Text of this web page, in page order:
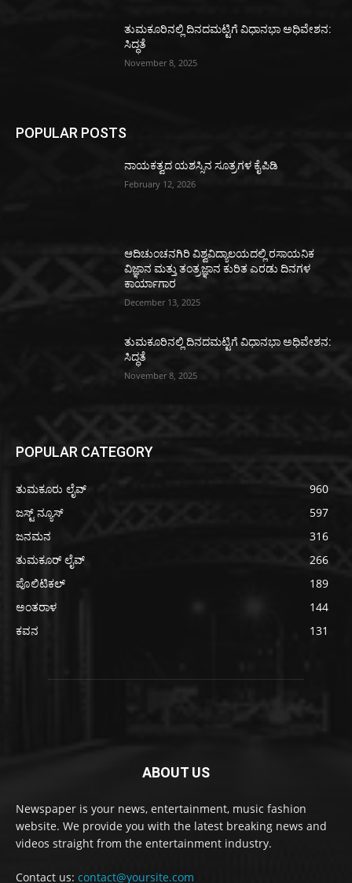
ತುಮಕೂರಿನಲ್ಲಿ ದಿನದಮಟ್ಟಿಗೆ ವಿಧಾನಭಾ ಅಧಿವೇಶನ:
ಸಿದ್ಧತೆ
November 8, 2025
POPULAR POSTS
ನಾಯಕತ್ವದ ಯಶಸ್ಸಿನ ಸೂತ್ರಗಳ ಕೈಪಿಡಿ
February 12, 2026
ಆದಿಚುಂಚನಗಿರಿ ವಿಶ್ವವಿದ್ಯಾಲಯದಲ್ಲಿ ರಸಾಯನಿಕ
ವಿಜ್ಞಾನ ಮತ್ತು ತಂತ್ರಜ್ಞಾನ ಕುರಿತ ಎರಡು ದಿನಗಳ
ಕಾರ್ಯಾಗಾರ
December 13, 2025
ತುಮಕೂರಿನಲ್ಲಿ ದಿನದಮಟ್ಟಿಗೆ ವಿಧಾನಭಾ ಅಧಿವೇಶನ:
ಸಿದ್ಧತೆ
November 8, 2025
POPULAR CATEGORY
ತುಮಕೂರು ಲೈವ್
960
ಜಸ್ಟ್ ನ್ಯೂಸ್
597
ಜನಮನ
316
ತುಮಕೂರ್ ಲೈವ್
266
ಪೊಲಿಟಿಕಲ್
189
ಅಂತರಾಳ
144
ಕವನ
131
ABOUT US
Newspaper is your news, entertainment, music fashion
website. We provide you with the latest breaking news and
videos straight from the entertainment industry.
Contact us: contact@yoursite.com